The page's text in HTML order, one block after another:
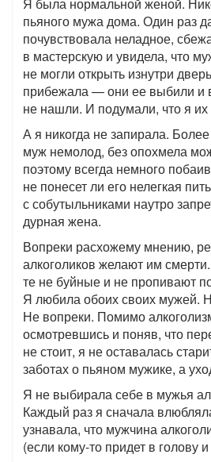
пьяного мужа дома. Один раз
почувствовала неладное,
в мастерскую и увидела, что
не могли открыть изнутри
прибежала — они ее выбили
не нашли. И подумали, что я их
А я никогда не запирала. Более
муж немолод, без опохмела
поэтому всегда немного
не понесет ли его нелегкая
с собутыльниками наутро
дурная жена.
Вопреки расхожему мнению,
алкоголиков желают им
те не буйные и не пропивают
Я любила обоих своих мужей.
Не вопреки. Помимо
осмотревшись и поняв, что
не стоит, я не оставалась
заботах о пьяном мужике, а
Я не выбирала себе в мужья
Каждый раз я сначала
узнавала, что мужчина
(если кому-то придет в голову